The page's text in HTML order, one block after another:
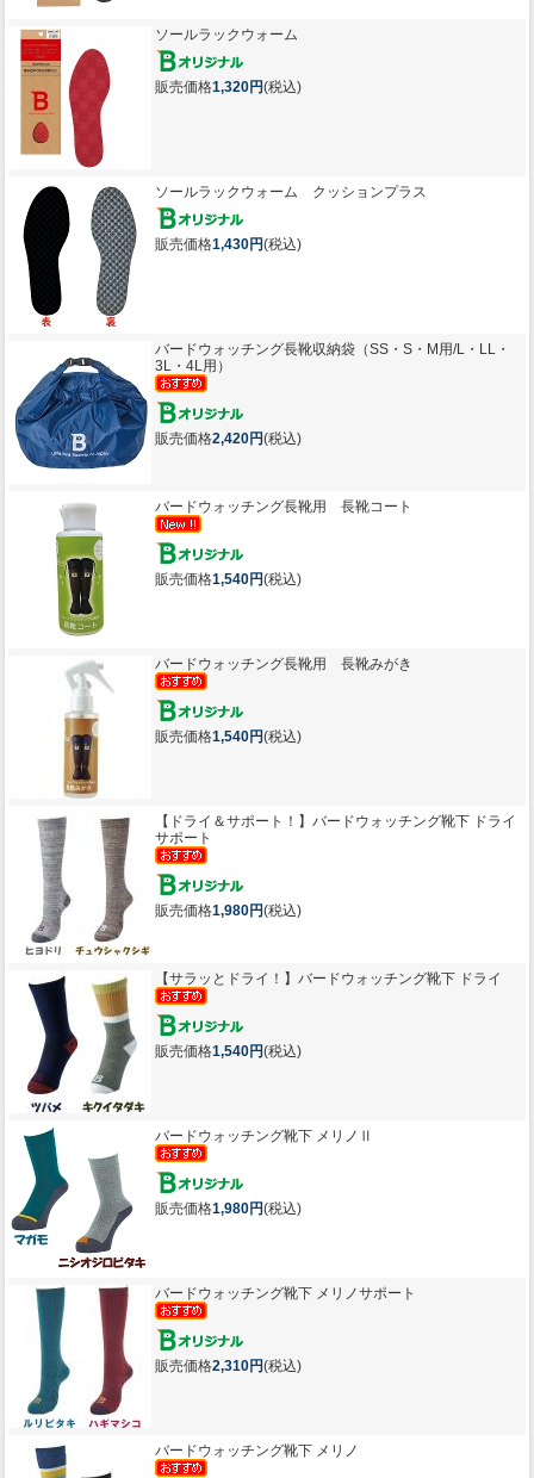
ソールラックウォーム
販売価格1,320円(税込)
ソールラックウォーム クッションプラス
販売価格1,430円(税込)
バードウォッチング長靴収納袋（SS・S・M用/L・LL・
3L・4L用）
販売価格2,420円(税込)
バードウォッチング長靴用 長靴コート
販売価格1,540円(税込)
バードウォッチング長靴用 長靴みがき
販売価格1,540円(税込)
【ドライ＆サポート！】 バードウォッチング靴下 ドライ
サポート
販売価格1,980円(税込)
【サラッとドライ！】 バードウォッチング靴下 ドライ
販売価格1,540円(税込)
バードウォッチング靴下 メリノⅡ
販売価格1,980円(税込)
バードウォッチング靴下 メリノサポート
販売価格2,310円(税込)
バードウォッチング靴下 メリノ